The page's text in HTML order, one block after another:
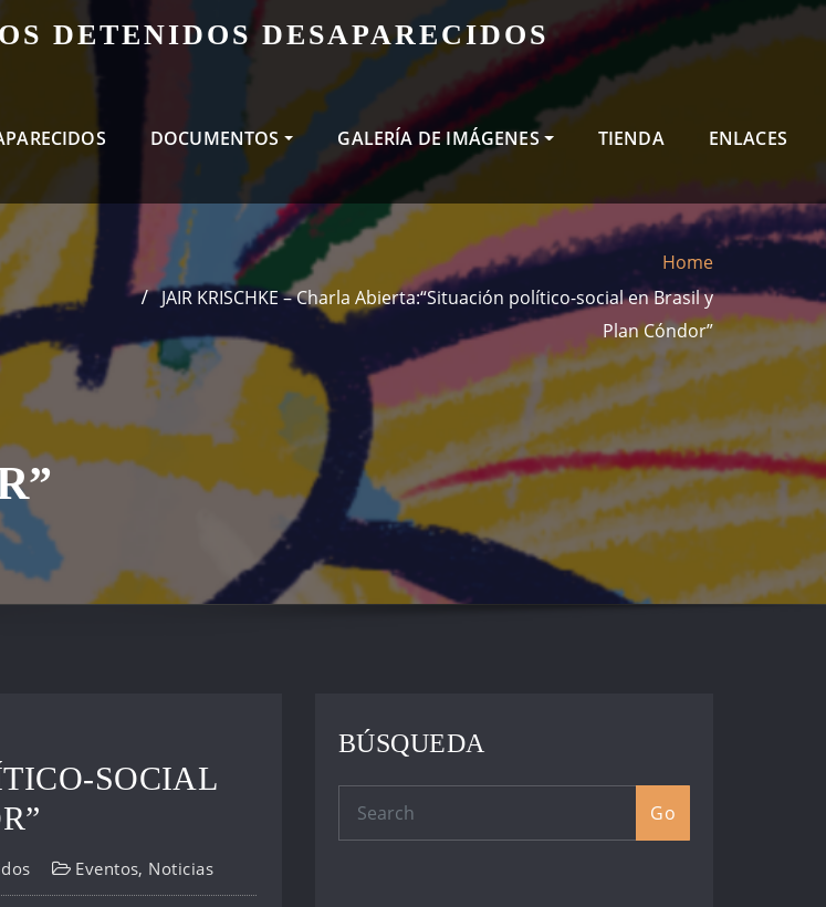
DETENIDOS DESAPARECIDOS
DOCUMENTOS GALERÍA DE IMÁGENES TIENDA ENLACES
Home
JAIR KRISCHKE – Charla Abierta:“Situación político-social en Brasil y
Plan Cóndor”
SOCIAL
Eventos, Noticias
BÚSQUEDA
Go